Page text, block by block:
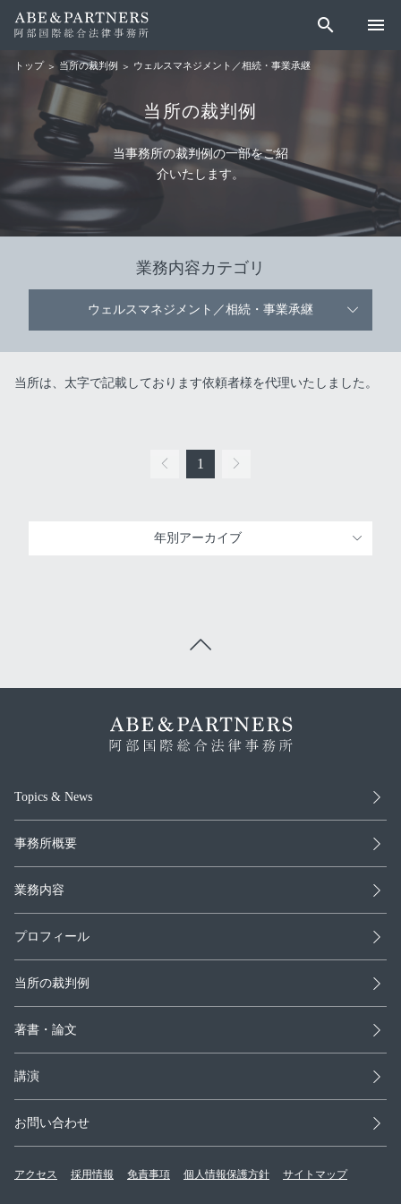
search menu
トップ 当所の裁判例 ウェルスマネジメント／相続・事業承継
当所の裁判例
当事務所の裁判例の一部をご紹
介いたします。
業務内容カテゴリ
ウェルスマネジメント／相続・事業承継
当所は、太字で記載しております依頼者様を代理いたしました。
1
年別アーカイブ
Topics & News
事務所概要
業務内容
プロフィール
当所の裁判例
著書・論文
講演
お問い合わせ
アクセス 採用情報 免責事項 個人情報保護方針 サイトマップ